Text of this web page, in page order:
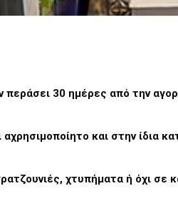
περάσει 30 ημέρες από την
και στην
χτυπήματα ή όχι σε